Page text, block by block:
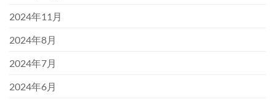
2024年11月
2024年8月
2024年7月
2024年6月